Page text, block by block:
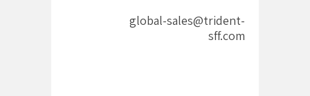
global-sales@trident-
sff.com